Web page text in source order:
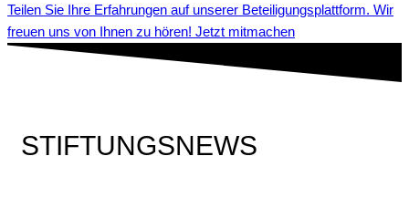
Teilen Sie Ihre Erfahrungen auf unserer Beteiligungsplattform. Wir
freuen uns von Ihnen zu hören! Jetzt mitmachen
STIFTUNGSNEWS